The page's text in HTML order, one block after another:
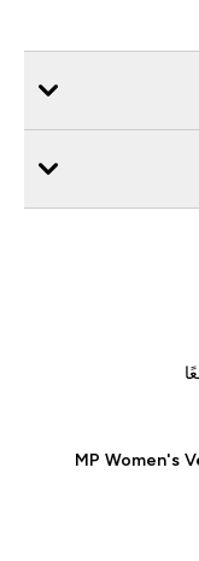
MP Women's